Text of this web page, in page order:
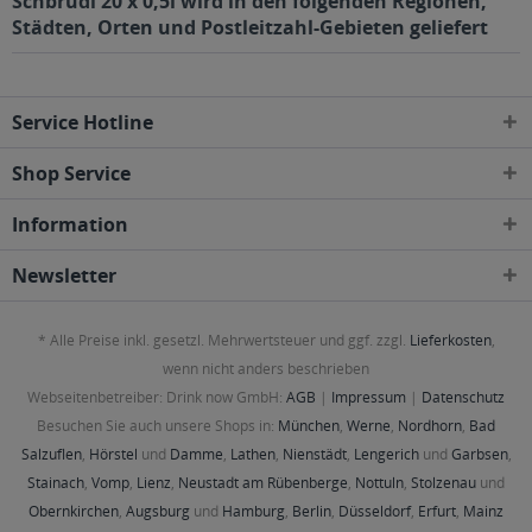
Städten, Orten und Postleitzahl-Gebieten geliefert
Service Hotline
Shop Service
Information
Newsletter
* Alle Preise inkl. gesetzl. Mehrwertsteuer und ggf. zzgl. Lieferkosten,
wenn nicht anders beschrieben
Webseitenbetreiber: Drink now GmbH: AGB | Impressum | Datenschutz
Besuchen Sie auch unsere Shops in: München, Werne, Nordhorn, Bad
Salzuflen, Hörstel und Damme, Lathen, Nienstädt, Lengerichund Garbsen,
Stainach, Vomp, Lienz, Neustadt am Rübenberge, Nottuln, Stolzenau und
Obernkirchen, Augsburg und Hamburg, Berlin, Düsseldorf, Erfurt, Mainz